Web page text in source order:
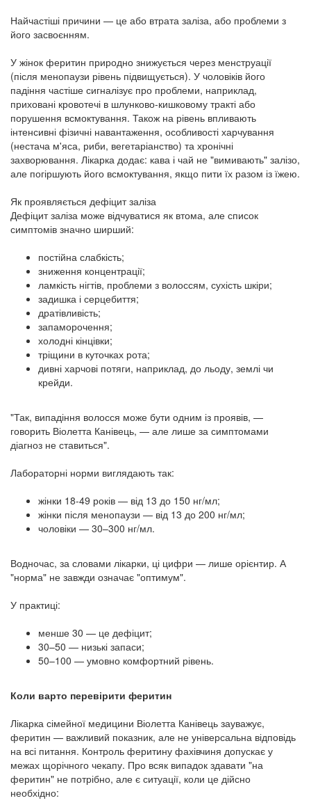
Найчастіші причини — це або втрата заліза, або проблеми з
його засвоєнням.
У жінок феритин природно знижується через менструації
(після менопаузи рівень підвищується). У чоловіків його
падіння частіше сигналізує про проблеми, наприклад,
приховані кровотечі в шлунково-кишковому тракті або
порушення всмоктування. Також на рівень впливають
інтенсивні фізичні навантаження, особливості харчування
(нестача м'яса, риби, вегетаріанство) та хронічні
захворювання. Лікарка додає: кава і чай не "вимивають" залізо,
але погіршують його всмоктування, якщо пити їх разом із їжею.
Як проявляється дефіцит заліза
Дефіцит заліза може відчуватися як втома, але список
симптомів значно ширший:
постійна слабкість;
зниження концентрації;
ламкість нігтів, проблеми з волоссям, сухість шкіри;
задишка і серцебиття;
дратівливість;
запаморочення;
холодні кінцівки;
тріщини в куточках рота;
дивні харчові потяги, наприклад, до льоду, землі чи
крейди.
"Так, випадіння волосся може бути одним із проявів, —
говорить Віолетта Канівець, — але лише за симптомами
діагноз не ставиться".
Лабораторні норми виглядають так:
жінки 18-49 років — від 13 до 150 нг/мл;
жінки після менопаузи — від 13 до 200 нг/мл;
чоловіки — 30–300 нг/мл.
Водночас, за словами лікарки, ці цифри — лише орієнтир. А
"норма" не завжди означає "оптимум".
У практиці:
менше 30 — це дефіцит;
30–50 — низькі запаси;
50–100 — умовно комфортний рівень.
Коли варто перевірити феритин
Лікарка сімейної медицини Віолетта Канівець зауважує,
феритин — важливий показник, але не універсальна відповідь
на всі питання. Контроль феритину фахівчиня допускає у
межах щорічного чекапу. Про всяк випадок здавати "на
феритин" не потрібно, але є ситуації, коли це дійсно
необхідно: